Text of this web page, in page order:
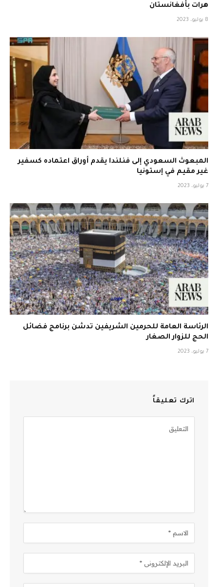
هرات بأفغانستان
8 يوليو، 2023
المبعوث السعودي إلى فنلندا يقدم أوراق اعتماده كسفير
غير مقيم في إستونيا
7 يوليو، 2023
الرئاسة العامة للحرمين الشريفين تدشن برنامج فضائل
الحج للزوار الصغار
7 يوليو، 2023
اترك تعليقاً